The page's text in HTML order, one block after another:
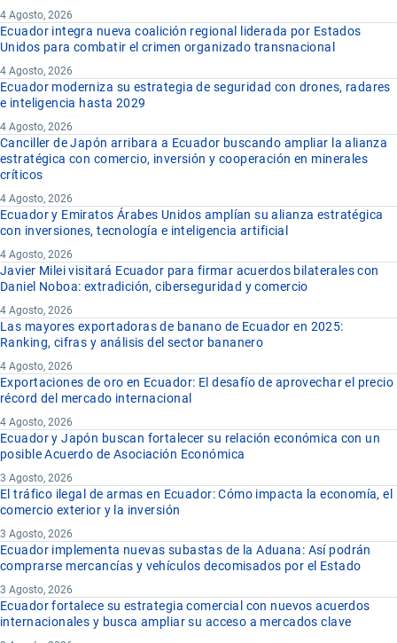
4 Agosto, 2026
Ecuador integra nueva coalición regional liderada por Estados
Unidos para combatir el crimen organizado transnacional
4 Agosto, 2026
Ecuador moderniza su estrategia de seguridad con drones, radares
e inteligencia hasta 2029
4 Agosto, 2026
Canciller de Japón arribara a Ecuador buscando ampliar la alianza
estratégica con comercio, inversión y cooperación en minerales
críticos
4 Agosto, 2026
Ecuador y Emiratos Árabes Unidos amplían su alianza estratégica
con inversiones, tecnología e inteligencia artificial
4 Agosto, 2026
Javier Milei visitará Ecuador para firmar acuerdos bilaterales con
Daniel Noboa: extradición, ciberseguridad y comercio
4 Agosto, 2026
Las mayores exportadoras de banano de Ecuador en 2025:
Ranking, cifras y análisis del sector bananero
4 Agosto, 2026
Exportaciones de oro en Ecuador: El desafío de aprovechar el precio
récord del mercado internacional
4 Agosto, 2026
Ecuador y Japón buscan fortalecer su relación económica con un
posible Acuerdo de Asociación Económica
3 Agosto, 2026
El tráfico ilegal de armas en Ecuador: Cómo impacta la economía, el
comercio exterior y la inversión
3 Agosto, 2026
Ecuador implementa nuevas subastas de la Aduana: Así podrán
comprarse mercancías y vehículos decomisados por el Estado
3 Agosto, 2026
Ecuador fortalece su estrategia comercial con nuevos acuerdos
internacionales y busca ampliar su acceso a mercados clave